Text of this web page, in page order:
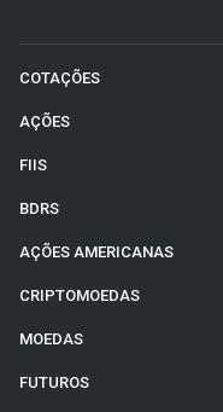
COTAÇÕES
AÇÕES
FIIS
BDRS
AÇÕES AMERICANAS
CRIPTOMOEDAS
MOEDAS
FUTUROS